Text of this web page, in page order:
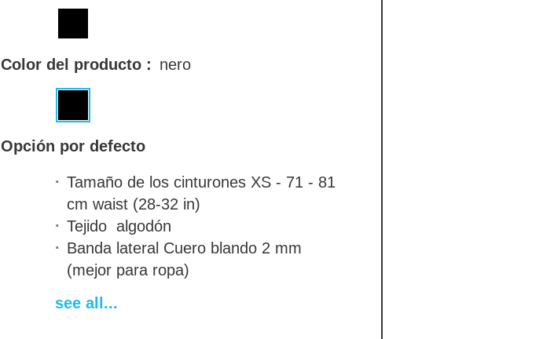
Color del producto : nero
Opción por defecto
Tamaño de los cinturones XS - 71 - 81
cm waist (28-32 in)
Tejido algodón
Banda lateral Cuero blando 2 mm
(mejor para ropa)
niqueladas
see all...